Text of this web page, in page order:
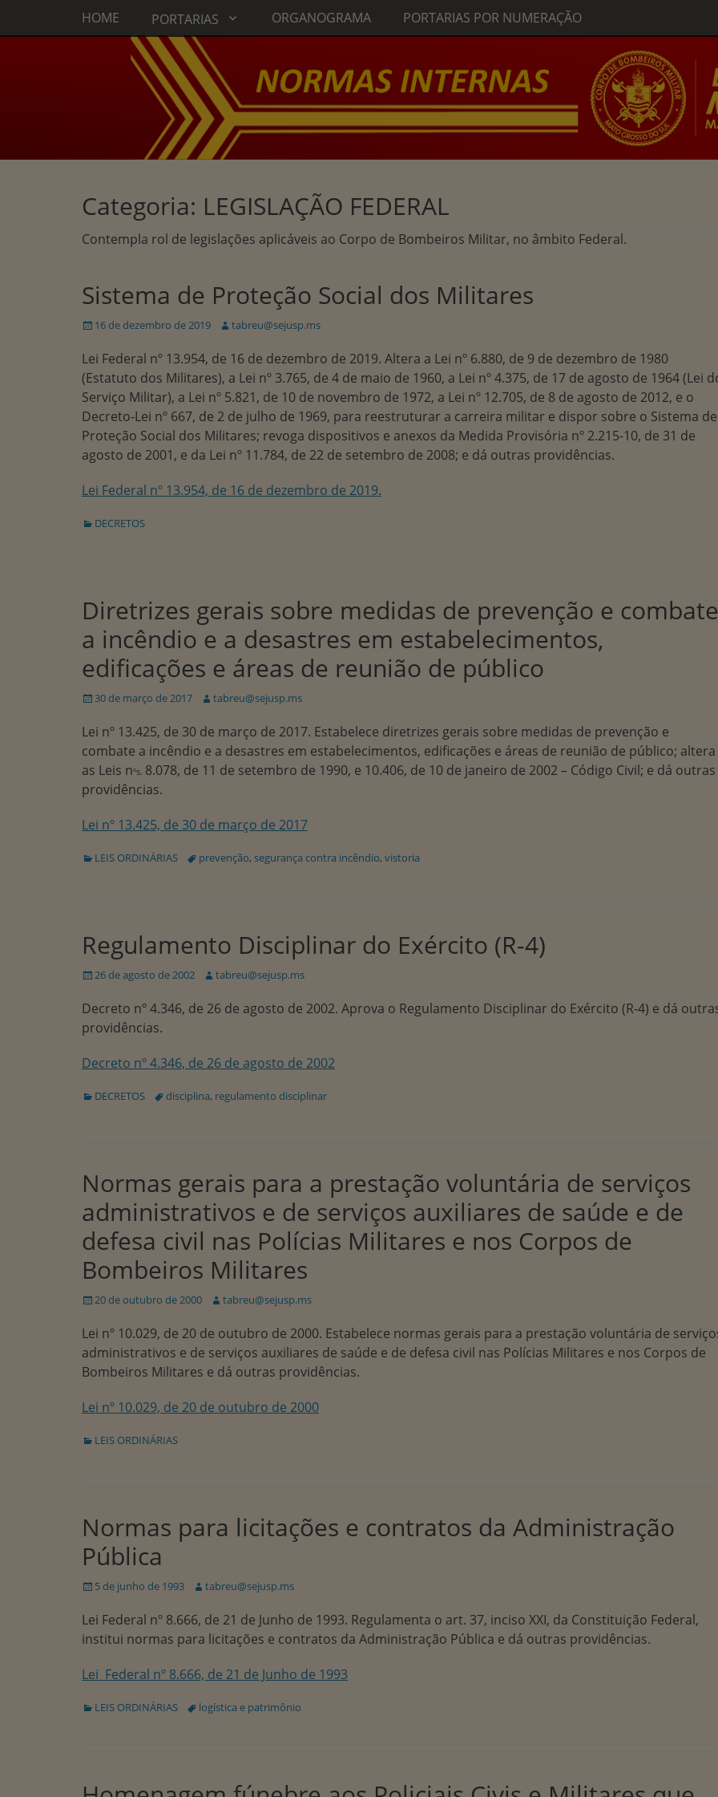
Menu principal
para
HOME PORTARIAS ORGANOGRAMA PORTARIAS POR NUMERAÇÃO
Categoria: LEGISLAÇÃO FEDERAL
Contempla rol de legislações aplicáveis ao Corpo de Bombeiros Militar, no âmbito Federal.
Sistema de Proteção Social dos Militares
Publicado
16 de dezembro de 2019 Autor:
tabreu@sejusp.ms
Lei Federal nº 13.954, de 16 de dezembro de 2019. Altera a Lei nº 6.880, de 9 de dezembro de 1980
(Estatuto dos Militares), a Lei nº 3.765, de 4 de maio de 1960, a Lei nº 4.375, de 17 de agosto de 1964 (Lei
Serviço Militar), a Lei nº 5.821, de 10 de novembro de 1972, a Lei nº 12.705, de 8 de agosto de 2012, e o
Decreto-Lei nº 667, de 2 de julho de 1969, para reestruturar a carreira militar e dispor sobre o Sistema de
Proteção Social dos Militares; revoga dispositivos e anexos da Medida Provisória nº 2.215-10, de 31 de
agosto de 2001, e da Lei nº 11.784, de 22 de setembro de 2008; e dá outras providências.
Lei Federal nº 13.954, de 16 de dezembro de 2019.
Categorias:
DECRETOS
Diretrizes gerais sobre medidas de prevenção e combate
a incêndio e a desastres em estabelecimentos,
edificações e áreas de reunião de público
Publicado
30 de março de 2017 Autor:
tabreu@sejusp.ms
Lei nº 13.425, de 30 de março de 2017. Estabelece diretrizes gerais sobre medidas de prevenção e
combate a incêndio e a desastres em estabelecimentos, edificações e áreas de reunião de público; altera
as Leis nºs. 8.078, de 11 de setembro de 1990, e 10.406, de 10 de janeiro de 2002 – Código Civil; e dá outras
providências.
Lei nº 13.425, de 30 de março de 2017
Categorias:
LEIS ORDINÁRIAS Tags:prevenção, segurança contra incêndio, vistoria
Regulamento Disciplinar do Exército (R-4)
Publicado
26 de agosto de 2002 Autor:
tabreu@sejusp.ms
Decreto nº 4.346, de 26 de agosto de 2002. Aprova o Regulamento Disciplinar do Exército (R-4) e dá
providências.
Decreto nº 4.346, de 26 de agosto de 2002
Categorias:
DECRETOS Tags:disciplina, regulamento disciplinar
Normas gerais para a prestação voluntária de serviços
administrativos e de serviços auxiliares de saúde e de
defesa civil nas Polícias Militares e nos Corpos de
Bombeiros Militares
Publicado
20 de outubro de 2000 Autor:
tabreu@sejusp.ms
Lei nº 10.029, de 20 de outubro de 2000. Estabelece normas gerais para a prestação voluntária de
administrativos e de serviços auxiliares de saúde e de defesa civil nas Polícias Militares e nos Corpos de
Bombeiros Militares e dá outras providências.
Lei nº 10.029, de 20 de outubro de 2000
Categorias:
LEIS ORDINÁRIAS
Normas para licitações e contratos da Administração
Pública
Publicado
5 de junho de 1993 Autor:
tabreu@sejusp.ms
Lei Federal nº 8.666, de 21 de Junho de 1993. Regulamenta o art. 37, inciso XXI, da Constituição Federal,
institui normas para licitações e contratos da Administração Pública e dá outras providências.
Lei Federal nº 8.666, de 21 de Junho de 1993
Categorias:
LEIS ORDINÁRIAS Tags:logística e patrimônio